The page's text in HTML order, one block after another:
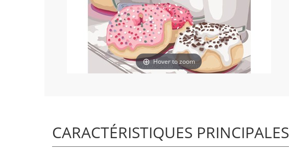
Hover to zoom
CARACTÉRISTIQUES PRINCIPALES